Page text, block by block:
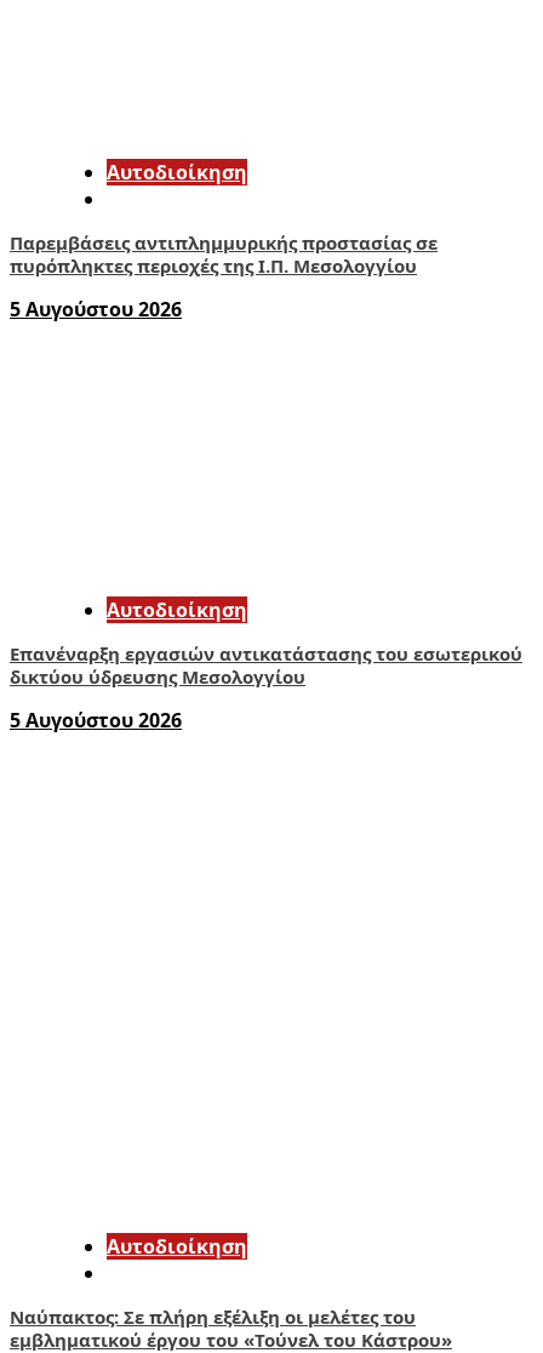
Αυτοδιοίκηση
Παρεμβάσεις αντιπλημμυρικής προστασίας σε
πυρόπληκτες περιοχές της Ι.Π. Μεσολογγίου
5 Αυγούστου 2026
Αυτοδιοίκηση
Επανέναρξη εργασιών αντικατάστασης του εσωτερικού
δικτύου ύδρευσης Μεσολογγίου
5 Αυγούστου 2026
Αυτοδιοίκηση
Ναύπακτος: Σε πλήρη εξέλιξη οι μελέτες του
εμβληματικού έργου του «Τούνελ του Κάστρου»